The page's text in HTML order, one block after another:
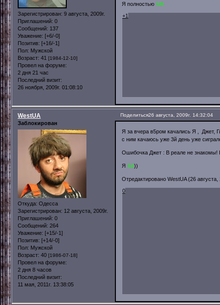
Зарегистрирован: 9 августа, 2009г.
Приглашений: 0
Сообщений: 137
Уважение: [+6/-0]
Позитив: [+16/-1]
Пол: Мужской
Возраст: 41 [1984-12-10]
Провел на форуме:
2 дня 21 час
Последний визит:
26 ноября, 2009г. 01:08:10
Я полностью ЗА!
+1
Поделиться26 августа, 2009г. 14:32:04
WestUA
Заблокирован
Откуда: Одесса
Зарегистрирован: 12 августа, 2009г.
Приглашений: 0
Сообщений: 264
Уважение: [+15/-1]
Позитив: [+14/-0]
Пол: Мужской
Возраст: 40 [1986-07-18]
Провел на форуме:
2 дня 8 часов
Последний визит:
11 мая, 2011г. 13:38:05
Я за вчера в5ром качались Я , Джет,
с ним качаюсь уже 3й день уже
Ошибочка Джет : В реале не знакомы!
Я ЗА))
Отредактировано WestUA (26 августа,
0